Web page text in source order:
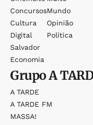
Concursos
Cultura
Digital
Salvador
Economia
Mundo
Opinião
Política
GrupoA
A TARDE
A TARDE FM
MASSA!